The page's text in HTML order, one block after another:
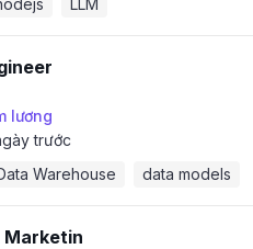
LLM
lương
trước
Warehouse data models
Marketin